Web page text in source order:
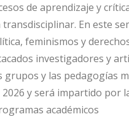
de aprendizaje y
En este
feminismos y
investigadores y
y las pedagogías
y será impartido por
académicos